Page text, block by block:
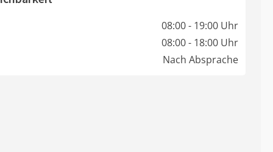
08:00 - 19:00 Uhr
08:00 - 18:00 Uhr
Nach Absprache